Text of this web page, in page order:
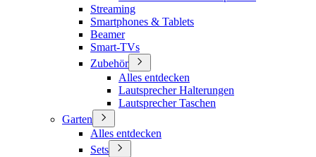
Streaming
Smartphones & Tablets
Beamer
Smart-TVs
Zubehör
Alles entdecken
Lautsprecher Halterungen
Lautsprecher Taschen
Garten
Alles entdecken
Sets